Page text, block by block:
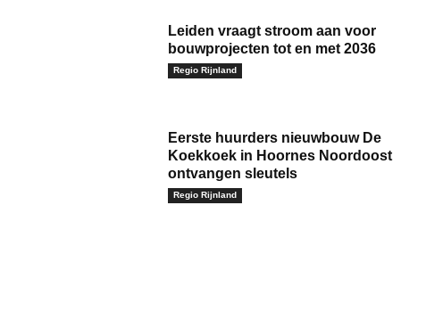
Leiden vraagt stroom aan voor
bouwprojecten tot en met 2036
Regio Rijnland
Eerste huurders nieuwbouw De
Koekkoek in Hoornes Noordoost
ontvangen sleutels
Regio Rijnland